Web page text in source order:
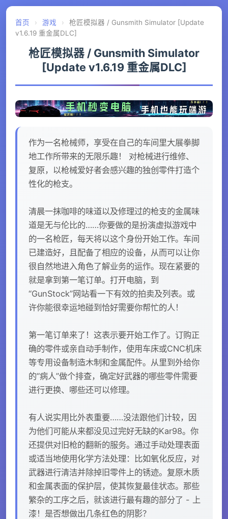
首页 › 游戏 ›
枪匠模拟器 / Gunsmith Simulator [Update
v1.6.19 重金属DLC]
枪匠模拟器 / Gunsmith Simulator
[Update v1.6.19 重金属DLC]
作为一名枪械师，享受在自己的车间里大展拳脚
地工作所带来的无限乐趣！ 对枪械进行维修、
复原，以枪械爱好者会感兴趣的独创零件打造个
性化的枪支。
清晨一抹咖啡的味道以及修理过的枪支的金属味
道是无与伦比的……你要做的是扮演虚拟游戏中
的一名枪匠，每天将以这个身份开始工作。车间
已建造好，且配备了相应的设备，从而可以让你
很自然地进入角色了解业务的运作。现在紧要的
就是拿到第一笔订单。打开电脑，到
“GunStock”网站看一下有效的拍卖及列表。或
许你能很幸运地碰到恰好需要你帮忙的人！
第一笔订单来了！这表示要开始工作了。订购正
确的零件或亲自动手制作，使用车床或CNC机床
等专用设备制造木制和金属配件。从里到外给你
的“病人”做个排查，确定好武器的哪些零件需要
进行更换、哪些还可以修理。
有人说实用比外表重要……没法跟他们计较，因
为他们可能从来都没见过完好无缺的Kar98。你
还提供对旧枪的翻新的服务。通过手动处理表面
或适当地使用化学方法处理：比如氧化反应，对
武器进行清洁并除掉旧零件上的锈迹。复原木质
和金属表面的保护层，使其恢复最佳状态。那些
繁杂的工序之后，就该进行最有趣的部分了 - 上
漆！是否想做出几条红色的阴影？